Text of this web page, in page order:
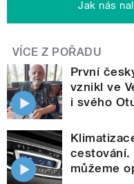
Jak nás
VÍCE Z POŘADU
První
vznikl ve
i svého
cestování.
můžeme